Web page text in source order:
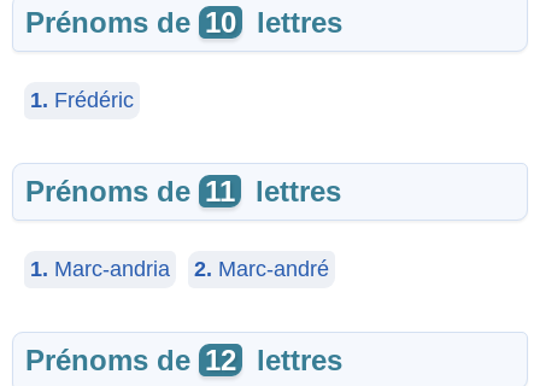
Prénoms de 10 lettres
1. Frédéric
Prénoms de 11 lettres
1. Marc-andria 2. Marc-andré
Prénoms de 12 lettres